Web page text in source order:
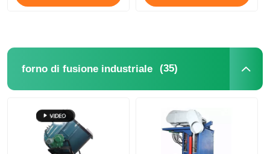
forno di fusione industriale (35)